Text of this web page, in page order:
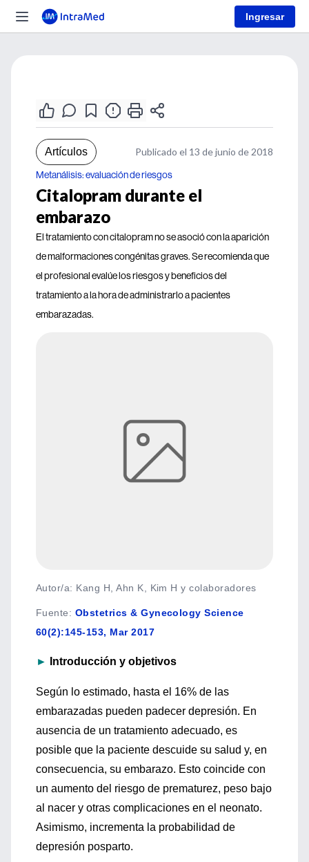
Ingresar
Artículos Publicado el 13 de junio de 2018
Metanálisis: evaluación de riesgos
Citalopram durante el
embarazo
El tratamiento con citalopram no se asoció con la aparición
de malformaciones congénitas graves. Se recomienda que
el profesional evalúe los riesgos y beneficios del
tratamiento a la hora de administrarlo a pacientes
embarazadas.
Autor/a: Kang H, Ahn K, Kim H y colaboradores
Fuente: Obstetrics & Gynecology Science
60(2):145-153, Mar 2017
► Introducción y objetivos
Según lo estimado, hasta el 16% de las
embarazadas pueden padecer depresión. En
ausencia de un tratamiento adecuado, es
posible que la paciente descuide su salud y, en
consecuencia, su embarazo. Esto coincide con
un aumento del riesgo de prematurez, peso bajo
al nacer y otras complicaciones en el neonato.
Asimismo, incrementa la probabilidad de
depresión posparto.